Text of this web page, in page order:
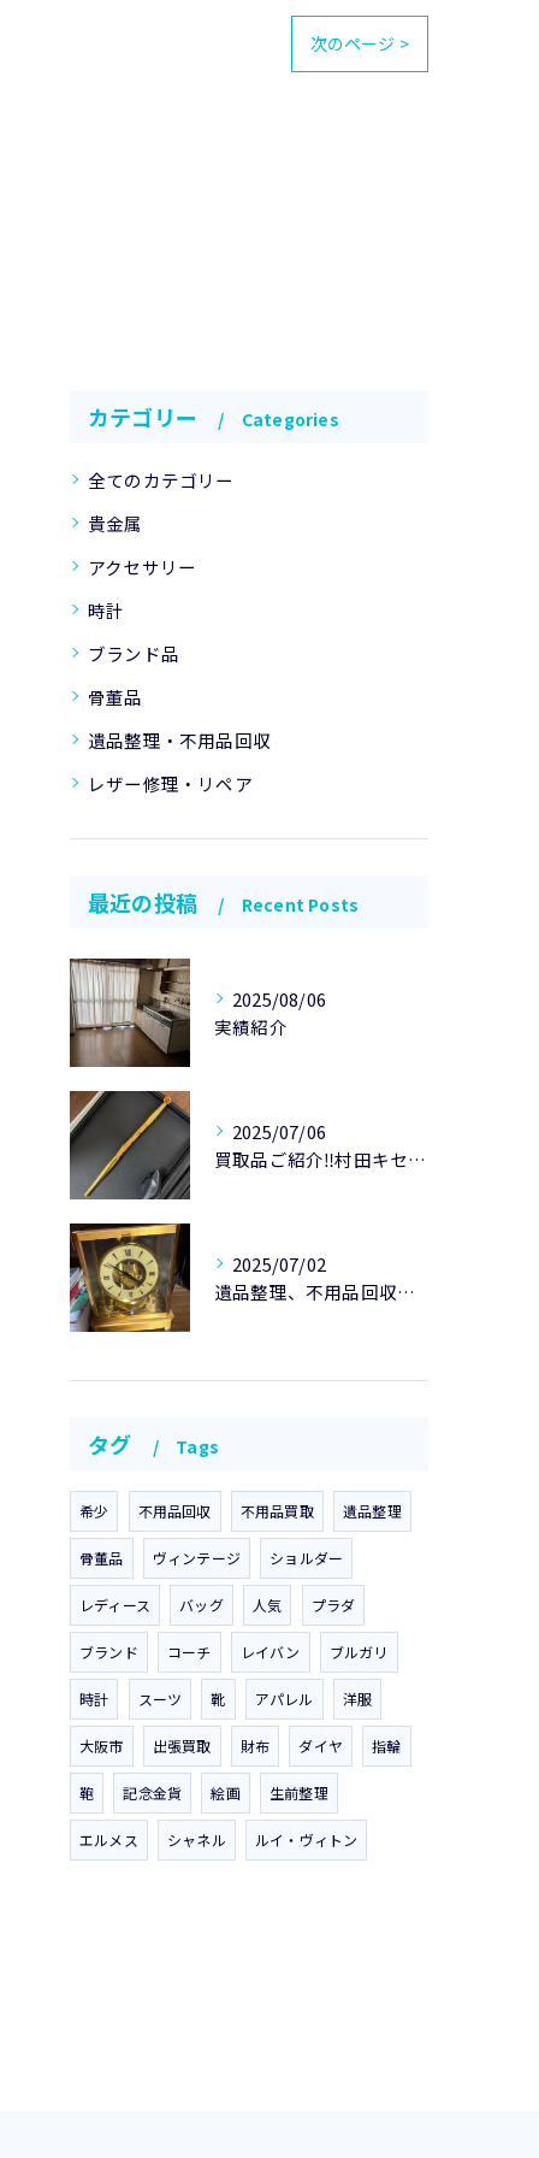
次のページ >
カテゴリー Categories
全てのカテゴリー
貴金属
アクセサリー
時計
ブランド品
骨董品
遺品整理・不用品回収
レザー修理・リペア
最近の投稿 Recent Posts
2025/08/06
実績紹介
2025/07/06
買取品ご紹介‼️村田キセルK20です😃
2025/07/02
遺品整理、不用品回収のご紹介です。
タグ Tags
希少 不用品回収 不用品買取 遺品整理
骨董品 ヴィンテージ ショルダー
レディース バッグ 人気 プラダ
ブランド コーチ レイバン ブルガリ
時計 スーツ 靴 アパレル 洋服
大阪市 出張買取 財布 ダイヤ 指輪
鞄 記念金貨 絵画 生前整理
エルメス シャネル ルイ・ヴィトン